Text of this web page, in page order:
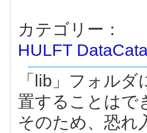
カテゴリー：
HULFT
「lib」フォル
置することはで
そのため、恐れ